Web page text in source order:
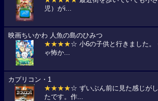
児）がi...
映画ちいかわ 人魚の島のひみつ
★★★★☆ 小6の子供と行きました。
ゃ怖か...
カプリコン・1
★★★★☆ ずいぶん前に見た感じが
たです。作...